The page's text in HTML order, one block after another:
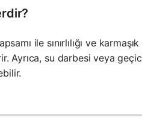
ile sınırlılığı ve
Ayrıca, su darbesi veya